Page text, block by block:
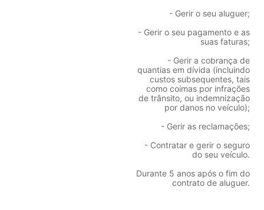
- Gerir o seu aluguer;
- Gerir o seu pagamento e as
suas faturas;
- Gerir a cobrança de
quantias em dívida (incluindo
custos subsequentes, tais
como coimas por infrações
de trânsito, ou indemnização
por danos no veículo);
- Gerir as reclamações;
- Contratar e gerir o seguro
do seu veículo.
Durante 5 anos após o fim do
contrato de aluguer.